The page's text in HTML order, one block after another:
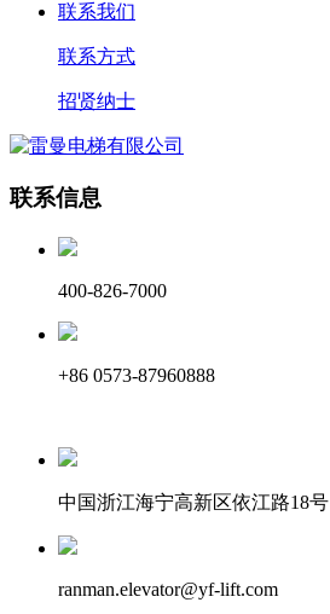
联系我们
联系方式
招贤纳士
联系信息
400-826-7000
+86 0573-87960888
中国浙江海宁高新区依江路18号
ranman.elevator@yf-lift.com